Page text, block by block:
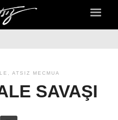
, ATSIZ MECMUA
SAVAŞI